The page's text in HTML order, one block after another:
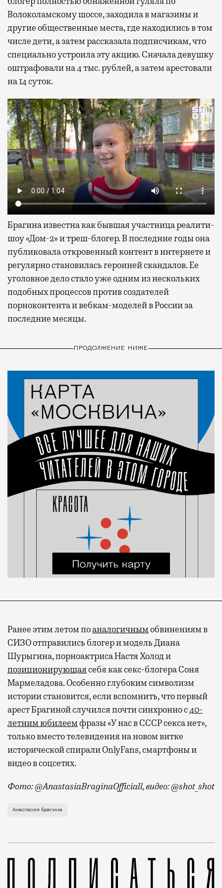
Волоколамскому шоссе, заходила в магазины и
другие общественные места, где находились в том
числе дети, а затем рассказала подписчикам, что
специально устроила эту акцию. Сначала девушку
оштрафовали на 4 тыс. рублей, а затем арестовали
на 14 суток.
Брагина известна как бывшая участница реалити-
шоу «Дом-2» и треш-блогер. В последние годы она
публиковала откровенный контент в интернете и
регулярно становилась героиней скандалов. Ее
уголовное дело стало уже одним из нескольких
подобных процессов против создателей
порноконтента и вебкам-моделей в России за
последние месяцы.
ПРОДОЛЖЕНИЕ НИЖЕ
Ранее этим летом поаналогичнымобвинениям в
СИЗО отправились блогер и модель Диана
Шурыгина, порноактриса Настя Холод и
позиционирующаясебя как секс-блогера Соня
Мармеладова. Особенно глубоким символизм
истории становится, если вспомнить, что первый
арест Брагиной случился почти синхронно с40-
летним юбилеемфразы «У нас в СССР секса нет»,
только вместо телевидения на новом витке
исторической спирали OnlyFans, смартфоны и
видео в соцсетях.
Фото: @AnastasiaBraginaOfficiall, видео: @shot_shot
Тушинский районный суд отправил под домашний
Анастасия Брагина